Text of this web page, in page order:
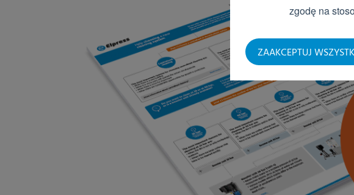
zgodę na
ZAAKCEPTUJ